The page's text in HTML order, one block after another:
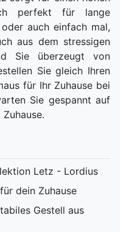
perfekt für lange
auch einfach mal,
aus dem stressigen
Sie überzeugt von
Sie gleich Ihren
für Ihr Zuhause bei
Sie gespannt auf
Letz - Lordius
dein Zuhause
Gestell aus